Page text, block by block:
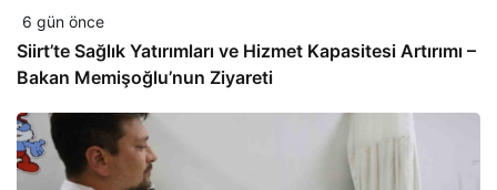
6 gün önce
Siirt’te Sağlık Yatırımları ve Hizmet Kapasitesi Artırımı –
Bakan Memişoğlu’nun Ziyareti